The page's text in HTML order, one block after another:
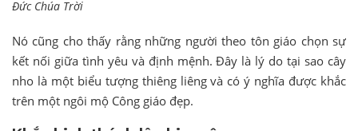
Đức Chúa Trời
Nó cũng cho thấy rằng những người theo tôn giáo chọn sự
kết nối giữa tình yêu và định mệnh. Đây là lý do tại sao cây
nho là một biểu tượng thiêng liêng và có ý nghĩa được khắc
trên một ngôi mộ Công giáo đẹp.